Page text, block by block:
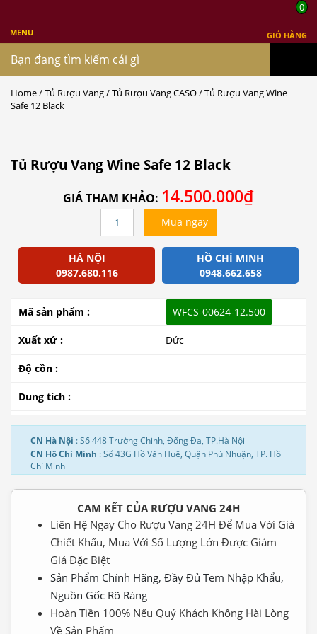
MENU
0
GIỎ HÀNG
Home/Tủ Rượu Vang/Tủ Rượu Vang CASO/ Tủ Rượu Vang Wine
Safe 12 Black
Tủ Rượu Vang Wine Safe 12 Black
GIÁ THAM KHẢO: 14.500.000₫
Rượu
Wine
Safe
12
Mua ngay
HÀ NỘI
0987.680.116
HỒ CHÍ MINH
0948.662.658
Mã sản phẩm : WFCS-00624-12.500
Xuất xứ : Đức
Độ cồn :
Dung tích :
CN Hà Nội : Số 448 Trường Chinh, Đống Đa, TP.Hà Nội
CN Hồ Chí Minh : Số 43G Hồ Văn Huê, Quận Phú Nhuận, TP. Hồ
Chí Minh
CAM KẾT CỦA RƯỢU VANG 24H
Liên Hệ Ngay Cho Rượu Vang 24H Để Mua Với Giá
Chiết Khấu, Mua Với Số Lượng Lớn Được Giảm
Giá Đặc Biệt
Sản Phẩm Chính Hãng, Đầy Đủ Tem Nhập Khẩu,
Nguồn Gốc Rõ Ràng
Hoàn Tiền 100% Nếu Quý Khách Không Hài Lòng
Về Sản Phẩm